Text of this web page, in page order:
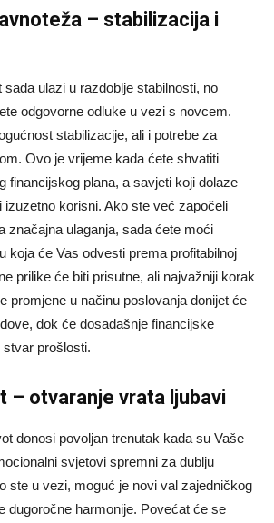
– stabilizacija i
ulazi u razdoblje stabilnosti, no
odgovorne odluke u vezi s novcem.
stabilizacije, ali i potrebe za
Ovo je vrijeme kada ćete shvatiti
financijskog plana, a savjeti koji dolaze
izuzetno korisni. Ako ste već započeli
značajna ulaganja, sada ćete moći
koja će Vas odvesti prema profitabilnoj
prilike će biti prisutne, ali najvažniji korak
promjene u načinu poslovanja donijet će
dok će dosadašnje financijske
stvar prošlosti.
– otvaranje vrata ljubavi
donosi povoljan trenutak kada su Vaše
svjetovi spremni za dublju
ste u vezi, moguć je novi val zajedničkog
dugoročne harmonije. Povećat će se